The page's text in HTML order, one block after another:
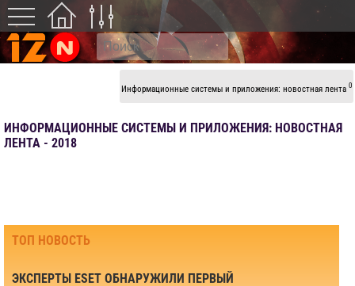
Информационные системы и приложения: новостная лента 0
ИНФОРМАЦИОННЫЕ СИСТЕМЫ И ПРИЛОЖЕНИЯ: НОВОСТНАЯ
ЛЕНТА - 2018
ТОП НОВОСТЬ
ЭКСПЕРТЫ ESET ОБНАРУЖИЛИ ПЕРВЫЙ